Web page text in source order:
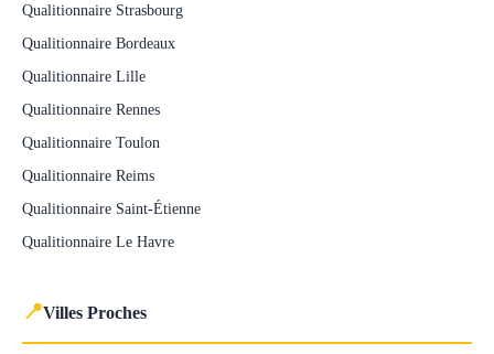
Qualitionnaire Strasbourg
Qualitionnaire Bordeaux
Qualitionnaire Lille
Qualitionnaire Rennes
Qualitionnaire Toulon
Qualitionnaire Reims
Qualitionnaire Saint-Étienne
Qualitionnaire Le Havre
📍Villes Proches